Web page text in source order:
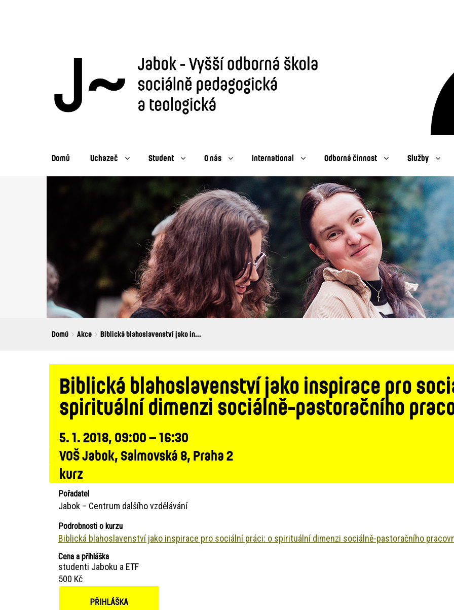
Domů Uchazeč Student O nás International Odborná činnost Služby
Breadcrumbs
You
Domů Akce Biblická blahoslavenství jako in...
Biblická blahoslavenství jako inspirace pro
spirituální dimenzi sociálně-pastoračního
5. 1. 2018, 09:00 – 16:30
VOŠ Jabok, Salmovská 8, Praha 2
kurz
Pořadatel
Jabok – Centrum dalšího vzdělávání
Podrobnosti o kurzu
Biblická blahoslavenství jako inspirace pro sociální práci: o spirituální dimenzi sociálně-pastoračního
Cena a přihláška
studenti Jaboku a ETF
500 Kč
PŘIHLÁŠKA